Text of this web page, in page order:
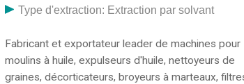
d'automatisation : automatique, capacité : 5 à 20
Sharma. Machine Devi Ghani de 3 CV, capacité : 1 à
tonnes/jour
Type d'extraction: Extraction par solvant
Fabricant et exportateur leader de machines pour
moulins à huile, expulseurs d'huile, nettoyeurs de
graines, décorticateurs, broyeurs à marteaux,